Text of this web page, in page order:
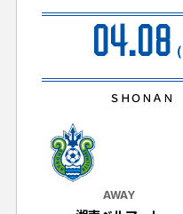
ファンクラブ
グッズ
メディア
ホームタウン活動
アカデミー
順位表・ゴールランキング
チケットを買う
チケット購入
チケット販売スケジュール
️スタジアムを知る
スタジアムアクセス
クラブを知るトップ
ＦＣ町田ゼルビアについて
選手・スタッフ紹介
ファンクラブ
クラブゼルビスタへの入会
グッズを買う
グッズを買うトップ
AWAY
04.08
ＳＨＯＮＡＮ